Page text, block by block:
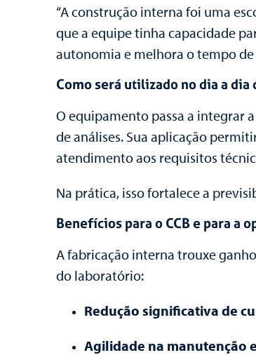
“A construção interna foi uma
que a equipe tinha capacidade
autonomia e melhora o tempo
Como será utilizado no dia a
O equipamento passa a integrar
de análises. Sua aplicação
atendimento aos requisitos
Na prática, isso fortalece a
Benefícios para o CCB e para a
A fabricação interna trouxe
do laboratório:
Redução significativa de
Agilidade na manutenção